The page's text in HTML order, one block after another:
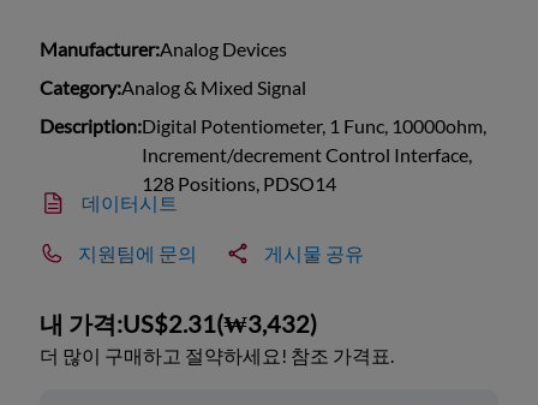
Manufacturer:Analog Devices
Category:Analog & Mixed Signal
Description:Digital Potentiometer, 1 Func, 10000ohm,
Increment/decrement Control Interface,
128 Positions, PDSO14
데이터시트
지원팀에 문의 게시물 공유
내 가격:US$2.31(₩3,432)
더 많이 구매하고 절약하세요! 참조 가격표.